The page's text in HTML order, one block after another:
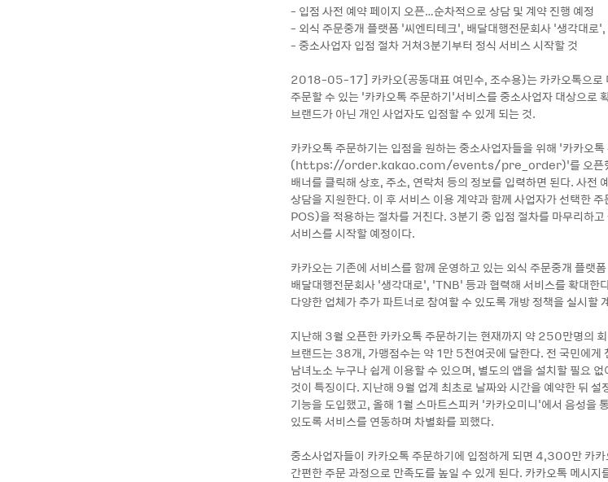
- 입점 사전 예약 페이지 오픈…순차적으로 상담 및 계약 진행 예정
- 외식 주문중개 플랫폼 ‘씨엔티테크’, 배달대행전문회사 '생각대로',
- 중소사업자 입점 절차 거쳐3분기부터 정식 서비스 시작할 것
2018-05-17] 카카오(공동대표 여민수, 조수용)는 카카오톡으로
주문할 수 있는 ‘카카오톡 주문하기’서비스를 중소사업자 대상으로
브랜드가 아닌 개인 사업자도 입점할 수 있게 되는 것.
카카오톡 주문하기는 입점을 원하는 중소사업자들을 위해 ‘카카오
(https://order.kakao.com/events/pre_order)’를 오픈했다.
배너를 클릭해 상호, 주소, 연락처 등의 정보를 입력하면 된다. 사전
상담을 지원한다. 이 후 서비스 이용 계약과 함께 사업자가 선택한
POS)을 적용하는 절차를 거친다. 3분기 중 입점 절차를 마무리하
서비스를 시작할 예정이다.
카카오는 기존에 서비스를 함께 운영하고 있는 외식 주문중개 플랫
배달대행전문회사 ‘생각대로’, ‘TNB’ 등과 협력해 서비스를 확대
다양한 업체가 추가 파트너로 참여할 수 있도록 개방 정책을 실시할
지난해 3월 오픈한 카카오톡 주문하기는 현재까지 약 250만명의
브랜드는 38개, 가맹점수는 약 1만 5천여곳에 달한다. 전 국민에게
남녀노소 누구나 쉽게 이용할 수 있으며, 별도의 앱을 설치할 필요
것이 특징이다. 지난해 9월 업계 최초로 날짜와 시간을 예약한 뒤 설
기능을 도입했고, 올해 1월 스마트스피커 '카카오미니'에서 음성을
있도록 서비스를 연동하며 차별화를 꾀했다.
중소사업자들이 카카오톡 주문하기에 입점하게 되면 4,300만 카
간편한 주문 과정으로 만족도를 높일 수 있게 된다. 카카오톡 메시